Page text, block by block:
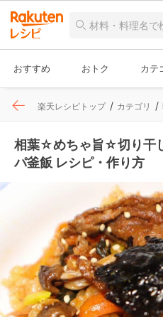
おすすめ おトク カテ
楽天レシピトップ カテゴリ
相葉☆めちゃ旨☆切り干
パ釜飯 レシピ・作り方